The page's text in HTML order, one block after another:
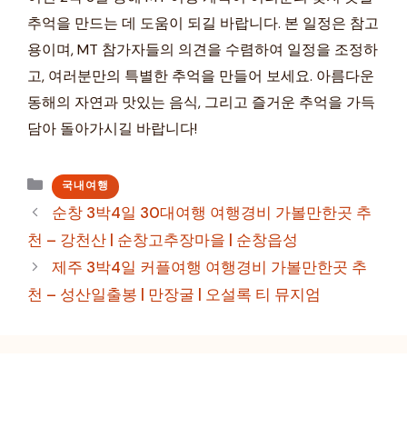
추억을 만드는 데 도움이 되길 바랍니다. 본 일정은 참고
용이며, MT 참가자들의 의견을 수렴하여 일정을 조정하
고, 여러분만의 특별한 추억을 만들어 보세요. 아름다운
동해의 자연과 맛있는 음식, 그리고 즐거운 추억을 가득
담아 돌아가시길 바랍니다!
카
테
리
국내여행
순창 3박4일 30대여행 여행경비 가볼만한곳 추
천 – 강천산 | 순창고추장마을 | 순창읍성
제주 3박4일 커플여행 여행경비 가볼만한곳 추
천 – 성산일출봉 | 만장굴 | 오설록 티 뮤지엄